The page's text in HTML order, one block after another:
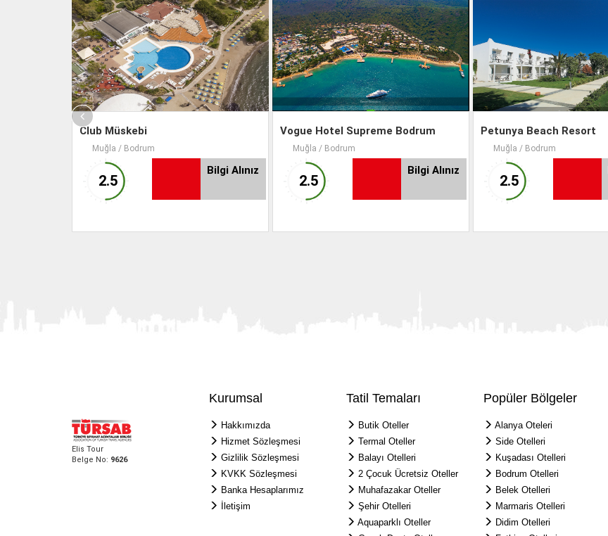
Club Müskebi
Muğla / Bodrum
2.5
Bilgi Alınız
Vogue Hotel Supreme Bodrum
Muğla / Bodrum
2.5
Bilgi Alınız
Petunya Beach Resort
Muğla / Bodrum
2.5
Elis Tour
Belge No: 9626
Kurumsal
Hakkımızda
Hizmet Sözleşmesi
Gizlilik Sözleşmesi
KVKK Sözleşmesi
Banka Hesaplarımız
İletişim
Tatil Temaları
Butik Oteller
Termal Oteller
Balayı Otelleri
2 Çocuk Ücretsiz Oteller
Muhafazakar Oteller
Şehir Otelleri
Aquaparklı Oteller
Popüler Bölgeler
Alanya Oteleri
Side Otelleri
Kuşadası Otelleri
Bodrum Otelleri
Belek Otelleri
Marmaris Otelleri
Didim Otelleri